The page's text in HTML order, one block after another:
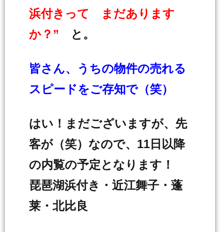
浜付きって まだあります
か？”
と。
皆さん、うちの物件の売れる
スピードをご存知で（笑）
はい！まだございますが、先
客が（笑）なので、11日以降
の内覧の予定となります！
琵琶湖浜付き・近江舞子・蓬
莱・北比良